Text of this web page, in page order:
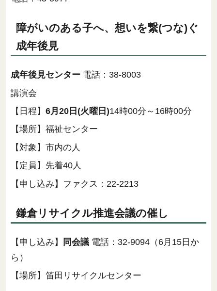
障がいのある子へ、想いを繋(つな)ぐ
成年後見
成年後見センター 電話：38-8003
講演会
【日程】 6月20日(火曜日)14時00分～16時00分
【場所】福祉センター
【対象】市内の人
【定員】先着40人
【申し込み】ファクス：22-2213
鎌倉リサイクル推進会議の催し
【申し込み】 同会議 電話：32-9094（6月15日か
ら）
【場所】笛田リサイクルセンター